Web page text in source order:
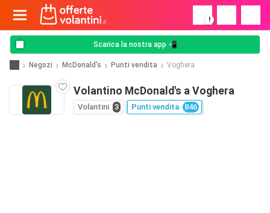
!
Scarica la nostra app 📲
Negozi McDonald's Punti vendita Voghera
Volantino McDonald's a Voghera
Volantini 3 Punti vendita 846